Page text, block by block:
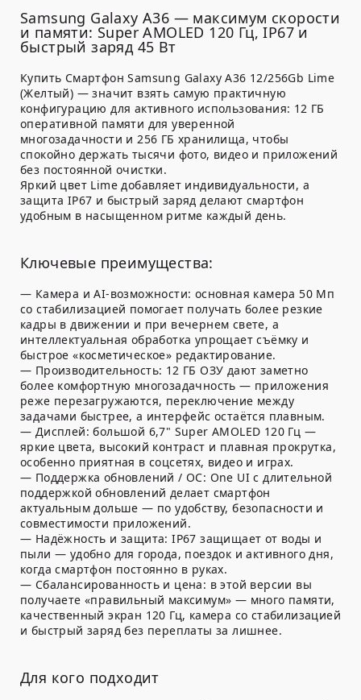
Samsung Galaxy A36 — максимум скорости
и памяти: Super AMOLED 120 Гц, IP67 и
быстрый заряд 45 Вт
Купить Смартфон Samsung Galaxy A36 12/256Gb Lime
(Желтый) — значит взять самую практичную
конфигурацию для активного использования: 12 ГБ
оперативной памяти для уверенной
многозадачности и 256 ГБ хранилища, чтобы
спокойно держать тысячи фото, видео и приложений
без постоянной очистки.
Яркий цвет Lime добавляет индивидуальности, а
защита IP67 и быстрый заряд делают смартфон
удобным в насыщенном ритме каждый день.
Ключевые преимущества:
— Камера и AI-возможности: основная камера 50 Мп
со стабилизацией помогает получать более резкие
кадры в движении и при вечернем свете, а
интеллектуальная обработка упрощает съёмку и
быстрое «косметическое» редактирование.
— Производительность: 12 ГБ ОЗУ дают заметно
более комфортную многозадачность — приложения
реже перезагружаются, переключение между
задачами быстрее, а интерфейс остаётся плавным.
— Дисплей: большой 6,7" Super AMOLED 120 Гц —
яркие цвета, высокий контраст и плавная прокрутка,
особенно приятная в соцсетях, видео и играх.
— Поддержка обновлений / ОС: One UI с длительной
поддержкой обновлений делает смартфон
актуальным дольше — по удобству, безопасности и
совместимости приложений.
— Надёжность и защита: IP67 защищает от воды и
пыли — удобно для города, поездок и активного дня,
когда смартфон постоянно в руках.
— Сбалансированность и цена: в этой версии вы
получаете «правильный максимум» — много памяти,
качественный экран 120 Гц, камера со стабилизацией
и быстрый заряд без переплаты за лишнее.
Для кого подходит